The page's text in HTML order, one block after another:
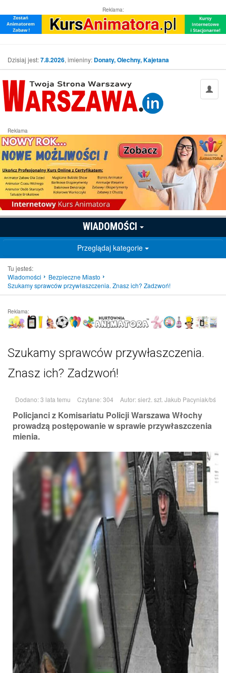
Reklama:
Dzisiaj jest:7.8.2026, imieniny: Donaty, Olechny, Kajetana
Reklama
WIADOMOŚCI
Przeglądaj kategorie
Tu jesteś:
Wiadomości
Bezpieczne Miasto
Szukamy sprawców przywłaszczenia. Znasz ich? Zadzwoń!
Reklama:
Szukamy sprawców przywłaszczenia.
Znasz ich? Zadzwoń!
Dodano: 3 lata temu Czytane: 304 Autor:sierż. szt. Jakub Pacyniak/bś
Policjanci z Komisariatu Policji Warszawa Włochy
prowadzą postępowanie w sprawie przywłaszczenia
mienia.